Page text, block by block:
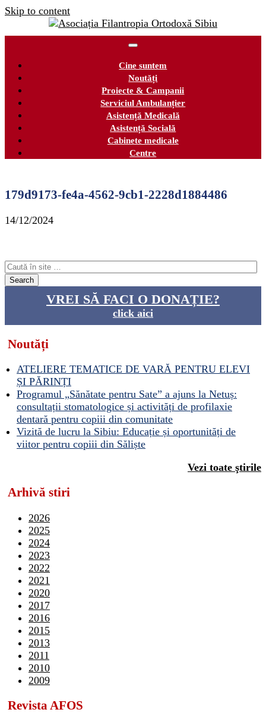
Skip to content
Cine suntem
Noutăți
Proiecte & Campanii
Serviciul Ambulanțier
Asistență Medicală
Asistență Socială
Cabinete medicale
Centre
179d9173-fe4a-4562-9cb1-2228d1884486
14/12/2024
VREI SĂ FACI O DONAȚIE?
click aici
Noutăți
ATELIERE TEMATICE DE VARĂ PENTRU ELEVI
ȘI PĂRINȚI
Programul „Sănătate pentru Sate” a ajuns la Netuș:
consultații stomatologice și activități de profilaxie
dentară pentru copiii din comunitate
Vizită de lucru la Sibiu: Educație și oportunități de
viitor pentru copiii din Săliște
Vezi toate ştirile
Arhivă stiri
2026
2025
2024
2023
2022
2021
2020
2017
2016
2015
2013
2011
2010
2009
Revista AFOS